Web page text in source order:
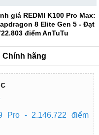
giá REDMI K100 Pro Max:
8 Elite Gen 5 - Đạt
điểm AnTuTu
Chính hãng
Pro - 2.146.722 điểm